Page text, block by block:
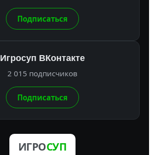
Подписаться
Игросуп ВКонтакте
2 015 подписчиков
Подписаться
ИГРОСУП